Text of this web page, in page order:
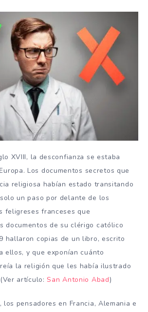
XVIII, la desconfianza se estaba
Los documentos secretos que
religiosa habían estado transitando
un paso por delante de los
feligreses franceses que
documentos de su clérigo católico
hallaron copias de un libro, escrito
ellos, y que exponían cuánto
la religión que les había ilustrado
artículo:San Antonio Abad)
pensadores en Francia, Alemania e